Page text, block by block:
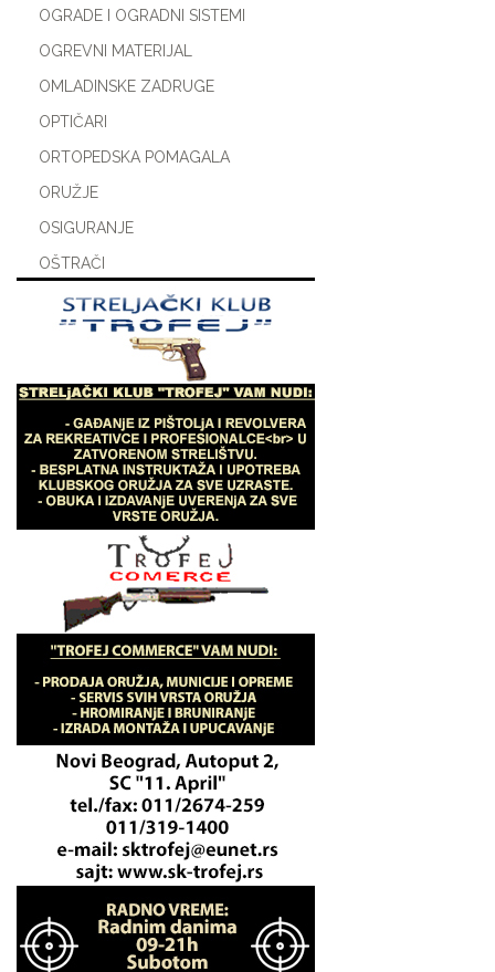
OGRADE I OGRADNI SISTEMI
OGREVNI MATERIJAL
OMLADINSKE ZADRUGE
OPTIČARI
ORTOPEDSKA POMAGALA
ORUŽJE
OSIGURANJE
OŠTRAČI